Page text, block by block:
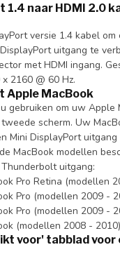
1.4 naar HDMI 2.0
versie 1.4 kabel
uitgang te
met HDMI ingang.
2160 @ 60 Hz.
Apple MacBook
gebruiken om uw Apple
scherm. Uw
Mini DisplayPort
MacBook modellen
uitgang:
Pro Retina (modellen
Pro (modellen 2009 -
Pro (modellen 2009 -
(modellen 2008 - 2010)
voor' tabblad voor